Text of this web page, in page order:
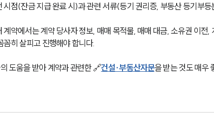
시점(잔금 지급 완료 시)과 관련 서류(등기 권리증, 부동산 등기부등
계약에서는 계약 당사자 정보, 매매 목적물, 매매 대금, 소유권 이전
꼼히 살피고 진행해야 합니다.
도움을 받아 계약과 관련한 🔗건설∙부동산자문을 받는 것도 매우